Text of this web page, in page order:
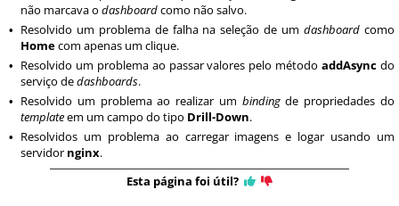
não marcava o dashboardcomo não salvo.
• Resolvido um problema de falha na seleção de umdashboard como
Homecom apenas um clique.
• Resolvido um problema ao passar valores pelo métodoaddAsync do
serviço dedashboards.
• Resolvido um problema ao realizar um bindingde propriedades do
templateem um campo do tipo Drill-Down.
•
Resolvidos um problema ao carregar imagens e logar usando um
servidor nginx.
Esta página foi útil?